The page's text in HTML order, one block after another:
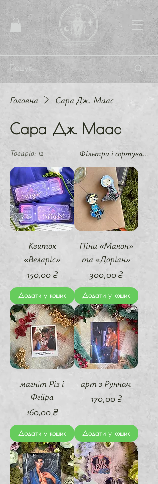
Головна Cара Дж. Маас
Cара Дж. Маас
Товарів: 12 Фільтри і сортування
Квиток
«Веларіс»
Ціна
150,00 ₴
Додати у кошик
Піни «Манон»
та «Доріан»
Ціна
300,00 ₴
Додати у кошик
магніт Різ і
Фейра
Ціна
160,00 ₴
Додати у кошик
арт з Рунном
Ціна
170,00 ₴
Додати у кошик